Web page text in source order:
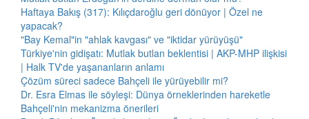
Haftaya Bakış (317): Kılıçdaroğlu geri dönüyor | Özel ne
yapacak?
"Bay Kemal"in "ahlak kavgası" ve "iktidar yürüyüşü"
Türkiye'nin gidişatı: Mutlak butlan beklentisi | AKP-MHP ilişkisi
| Halk TV'de yaşananların anlamı
Çözüm süreci sadece Bahçeli ile yürüyebilir mi?
Dr. Esra Elmas ile söyleşi: Dünya örneklerinden hareketle
Bahçeli'nin mekanizma önerileri